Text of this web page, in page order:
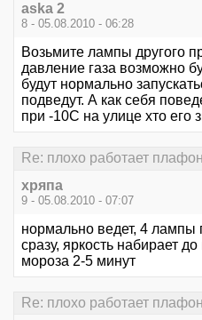
aska 2
8 - 05.08.2010 - 06:28
Возьмите лампы другого
давление газа возможно
будут нормально
подведут. А как себя
при -10С на улице хто его
Re: плохо работает
хряпа
9 - 05.08.2010 - 07:07
нормально ведет, 4 лампы
сразу, яркость набирает
мороза 2-5 минут
Re: плохо работает